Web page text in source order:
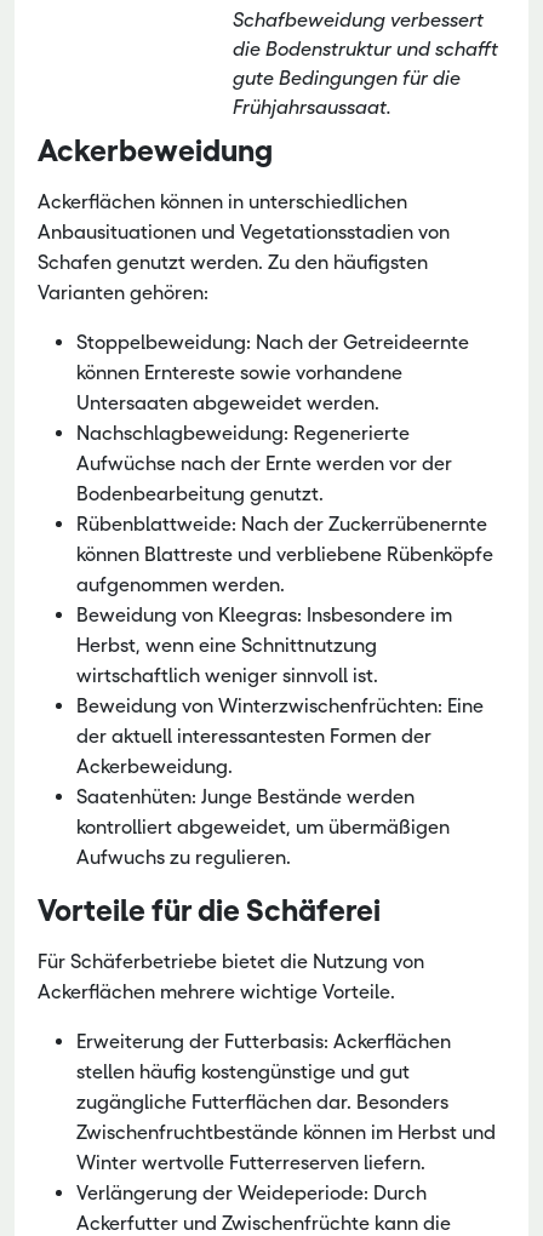
Schafbeweidung verbessert
die Bodenstruktur und schafft
gute Bedingungen für die
Frühjahrsaussaat.
Ackerbeweidung
Ackerflächen können in unterschiedlichen
Anbausituationen und Vegetationsstadien von
Schafen genutzt werden. Zu den häufigsten
Varianten gehören:
Stoppelbeweidung: Nach der Getreideernte
können Erntereste sowie vorhandene
Untersaaten abgeweidet werden.
Nachschlagbeweidung: Regenerierte
Aufwüchse nach der Ernte werden vor der
Bodenbearbeitung genutzt.
Rübenblattweide: Nach der Zuckerrübenernte
können Blattreste und verbliebene Rübenköpfe
aufgenommen werden.
Beweidung von Kleegras: Insbesondere im
Herbst, wenn eine Schnittnutzung
wirtschaftlich weniger sinnvoll ist.
Beweidung von Winterzwischenfrüchten: Eine
der aktuell interessantesten Formen der
Ackerbeweidung.
Saatenhüten: Junge Bestände werden
kontrolliert abgeweidet, um übermäßigen
Aufwuchs zu regulieren.
Vorteile für die Schäferei
Für Schäferbetriebe bietet die Nutzung von
Ackerflächen mehrere wichtige Vorteile.
Erweiterung der Futterbasis: Ackerflächen
stellen häufig kostengünstige und gut
zugängliche Futterflächen dar. Besonders
Zwischenfruchtbestände können im Herbst und
Winter wertvolle Futterreserven liefern.
Verlängerung der Weideperiode: Durch
Ackerfutter und Zwischenfrüchte kann die